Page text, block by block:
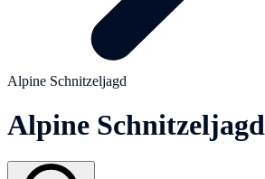
Alpine Schnitzeljagd
Alpine Schnitzeljagd